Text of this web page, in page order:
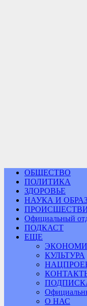
ОБЩЕСТВО
ПОЛИТИКА
ЗДОРОВЬЕ
НАУКА И
Официальный
ПОДКАСТ
ЕЩЕ
КУЛЬТУРА
О НАС